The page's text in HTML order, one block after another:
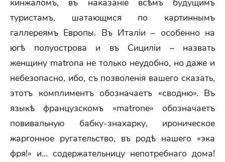
кинжаломъ, въ наказаніе всѣмъ будущимъ
туристамъ, шатающмся по картиннымъ
галлереямъ Европы. Въ Италіи – особенно на
югѣ полуострова и въ Сициліи – назвать
женщину matrona не только неудобно, но даже и
небезопасно, ибо, съ позволенія вашего сказать,
этотъ комплиментъ обозначаетъ «сводню». Въ
языкѣ французскомъ «matrone» обозначаетъ
повивальную бабку-знахарку, ироническое
жаргонное ругательство, въ родѣ нашего «эка
фря!» и… содержательницу непотребнаго дома!